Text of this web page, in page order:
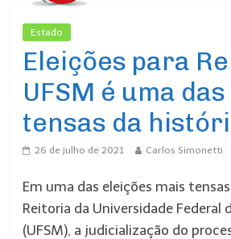
Estado
Eleições para
UFSM é uma
tensas da
26 de julho de 2021 Carlos Simonetti
Em uma das eleições mais
Reitoria da Universidade Federal
(UFSM), a judicialização do